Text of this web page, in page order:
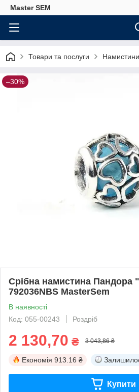
Master SEM
Товари та послуги
–30%
Срібна намистина Пандора
792036NBS MasterSem
В наявності
Код: 055-00243
Роздріб
2 130,70 ₴ 3 043,86 ₴
Економія 913.16 ₴
Купити